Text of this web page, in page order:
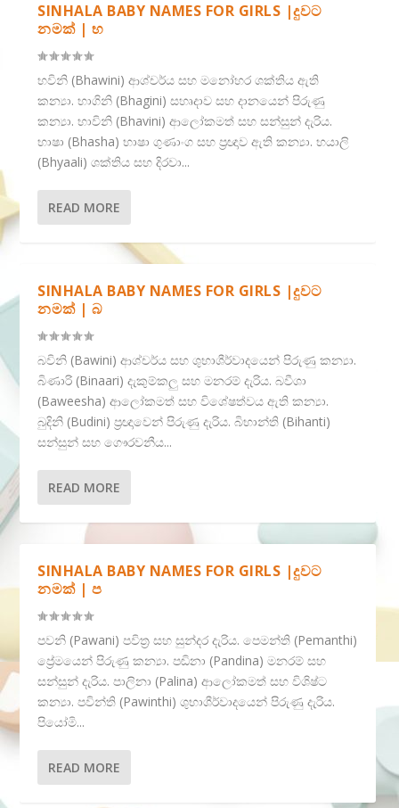
SINHALA BABY NAMES FOR GIRLS |දුවට
නමක් | භ
භවිනි (Bhawini) ආශ්චර්ය සහ මනෝහර ශක්තිය ඇති
කන්‍යා. භාගිනි (Bhagini) සහෘදාව සහ දානයෙන් පිරුණු
කන්‍යා. භාවිනි (Bhavini) ආලෝකමත් සහ සන්සුන් දැරිය.
භාෂා (Bhasha) භාෂා ගුණාංග සහ ප්‍රඥාව ඇති කන්‍යා. භයාලි
(Bhyaali) ශක්තිය සහ දිරවා...
READ MORE
SINHALA BABY NAMES FOR GIRLS |දුවට
නමක් | බ
බවිනි (Bawini) ආශ්චර්ය සහ ශුභාශීර්වාදයෙන් පිරුණු කන්‍යා.
බිණාරි (Binaari) දැකුම්කලු සහ මනරම් දැරිය. බවීශා
(Baweesha) ආලෝකමත් සහ විශේෂත්වය ඇති කන්‍යා.
බුදිනි (Budini) ප්‍රඥාවෙන් පිරුණු දැරිය. බිභාන්ති (Bihanti)
සන්සුන් සහ ගෞරවනීය...
READ MORE
SINHALA BABY NAMES FOR GIRLS |දුවට
නමක් | ප
පවනි (Pawani) පවිත්‍ර සහ සුන්දර දැරිය. පෙමන්ති (Pemanthi)
ප්‍රේමයෙන් පිරුණු කන්‍යා. පඬිනා (Pandina) මනරම් සහ
සන්සුන් දැරිය. පාලිනා (Palina) ආලෝකමත් සහ විශිෂ්ට
කන්‍යා. පවින්ති (Pawinthi) ශුභාශීර්වාදයෙන් පිරුණු දැරිය.
පියෝමි...
READ MORE